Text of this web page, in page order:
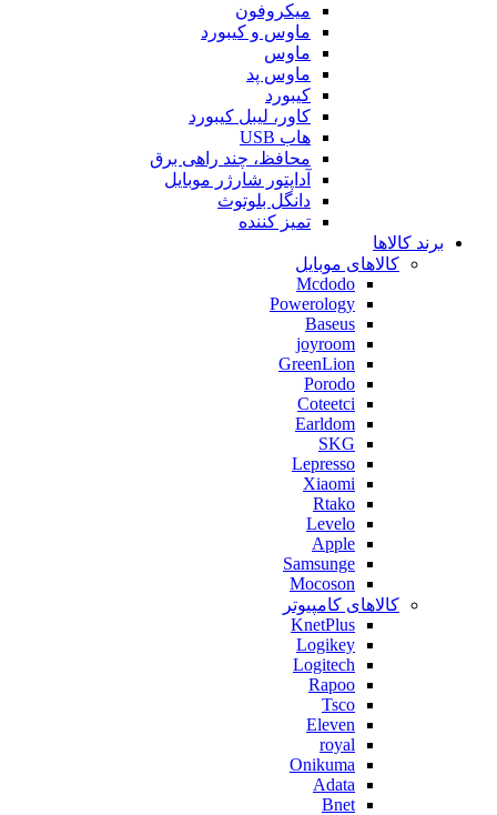
میکروفون
ماوس و کیبورد
ماوس
ماوس پد
کیبورد
کاور، لیبل کیبورد
هاب USB
محافظ، چند راهی برق
آداپتور شارژر موبایل
دانگل بلوتوث
تمیز کننده
برند کالاها
کالاهای موبایل
Mcdodo
Powerology
Baseus
joyroom
GreenLion
Porodo
Coteetci
Earldom
SKG
Lepresso
Xiaomi
Rtako
Levelo
Apple
Samsunge
Mocoson
کالاهای کامپیوتر
KnetPlus
Logikey
Logitech
Rapoo
Tsco
Eleven
royal
Onikuma
Adata
Bnet